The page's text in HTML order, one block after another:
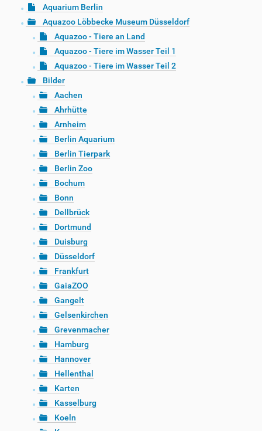
Aquarium Berlin
Aquazoo Löbbecke Museum Düsseldorf
Aquazoo - Tiere an Land
Aquazoo - Tiere im Wasser Teil 1
Aquazoo - Tiere im Wasser Teil 2
Bilder
Aachen
Ahrhütte
Arnheim
Berlin Aquarium
Berlin Tierpark
Berlin Zoo
Bochum
Bonn
Dellbrück
Dortmund
Duisburg
Düsseldorf
Frankfurt
GaiaZOO
Gangelt
Gelsenkirchen
Grevenmacher
Hamburg
Hannover
Hellenthal
Karten
Kasselburg
Koeln